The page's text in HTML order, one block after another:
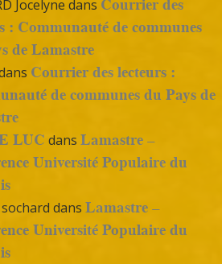
Jocelyne dans
: Communauté de communes
de Lamastre
Courrier des lecteurs :
de communes du Pays de
LUC dansLamastre –
Université Populaire du
dansLamastre –
Université Populaire du